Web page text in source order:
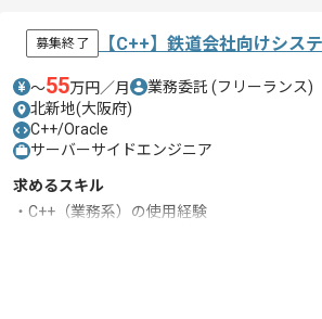
募集終了 【C++】鉄道会社向けシス
〜55万円／月 業務委託 (フリーランス)
北新地(大阪府)
C++/Oracle
サーバーサイドエンジニア
求めるスキル
・C++（業務系）の使用経験